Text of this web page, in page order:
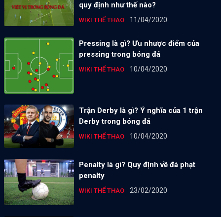
quy định như thế nào?
WIKI THỂ THAO 11/04/2020
Pressing là gì? Ưu nhược điểm của
pressing trong bóng đá
WIKI THỂ THAO 10/04/2020
Trận Derby là gì? Ý nghĩa của 1 trận
Derby trong bóng đá
WIKI THỂ THAO 10/04/2020
Penalty là gì? Quy định về đá phạt
penalty
WIKI THỂ THAO 23/02/2020